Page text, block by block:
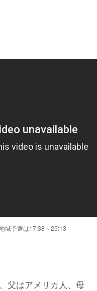
域予選は17:38～25:13
父はアメリカ人、母